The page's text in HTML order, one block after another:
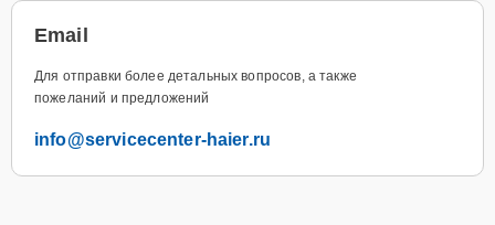
Email
Для отправки более детальных вопросов, а также
пожеланий и предложений
info@servicecenter-haier.ru